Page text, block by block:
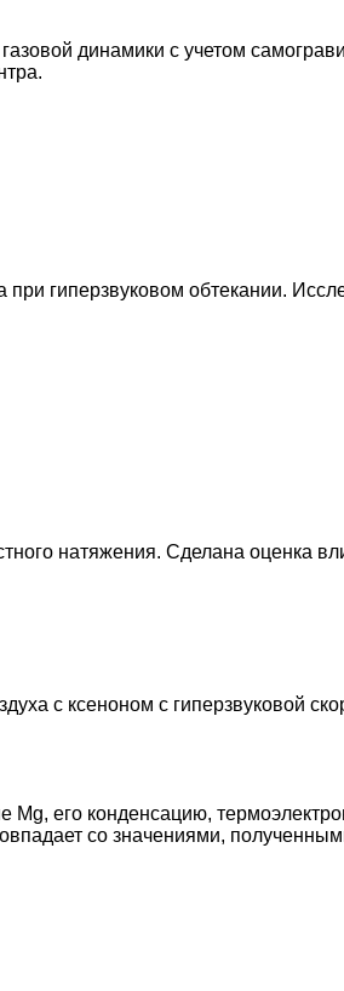
динамики с учетом
гиперзвуковом обтекании.
натяжения. Сделана оценка
с ксеноном с гиперзвуковой
его конденсацию,
со значениями,